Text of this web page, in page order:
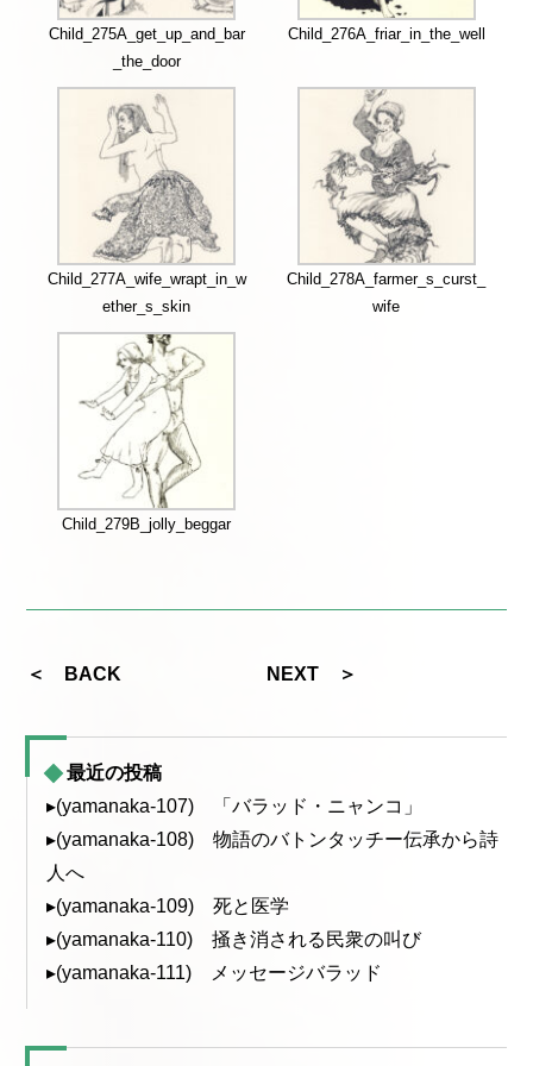
Child_275A_get_up_and_bar
_the_door
Child_276A_friar_in_the_well
Child_277A_wife_wrapt_in_w
ether_s_skin
Child_278A_farmer_s_curst_
wife
Child_279B_jolly_beggar
＜ BACK NEXT ＞
最近の投稿
▸(yamanaka-107) 「バラッド・ニャンコ」
▸(yamanaka-108) 物語のバトンタッチー伝承から詩
人へ
▸(yamanaka-109) 死と医学
▸(yamanaka-110) 掻き消される民衆の叫び
▸(yamanaka-111) メッセージバラッド